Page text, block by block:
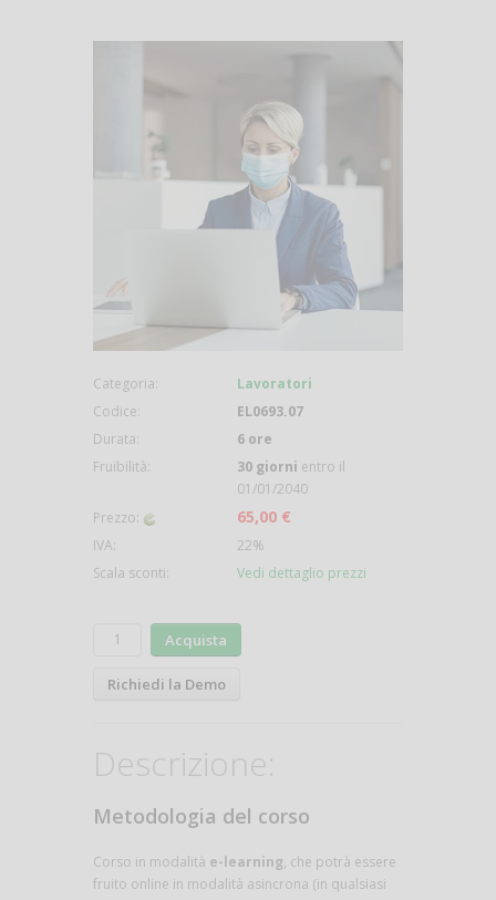
Categoria:
Lavoratori
Codice:
EL0693.07
Durata:
6 ore
Fruibilità:
30 giorni entro il
01/01/2040
Prezzo:
65,00 €
IVA:
22%
Scala sconti:
Vedi dettaglio prezzi
Acquista
Richiedi la Demo
Descrizione:
Metodologia del corso
Corso in modalità e-learning, che potrà essere
fruito online in modalità asincrona (in qualsiasi